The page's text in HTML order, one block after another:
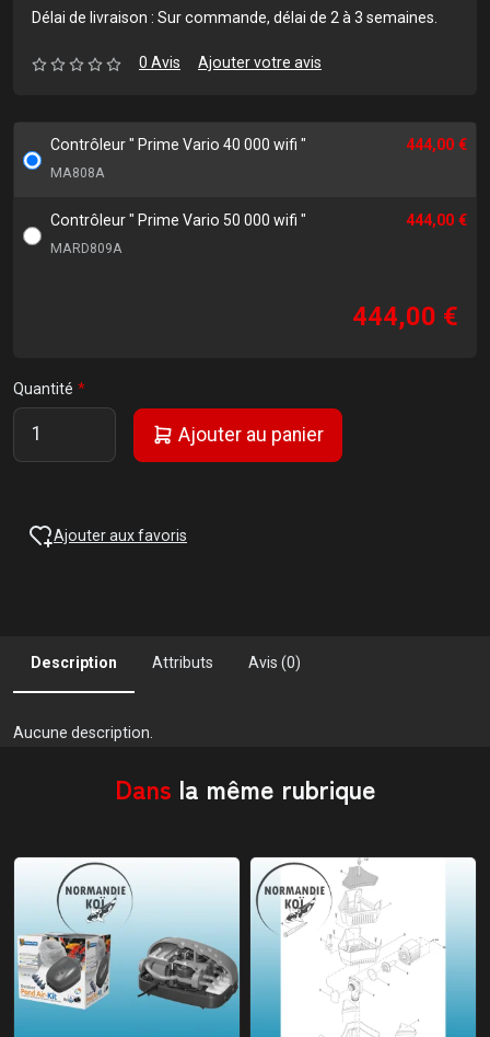
Délai de livraison : Sur commande, délai de 2 à 3 semaines.
0 Avis Ajouter votre avis
Contrôleur " Prime Vario 40 000 wifi "
MA808A
444,00 €
Contrôleur " Prime Vario 50 000 wifi "
MARD809A
444,00 €
444,00 €
Quantité
Ajouter au panier
Ajouter aux favoris
Description Attributs Avis (0)
Aucune description.
Dans la même rubrique